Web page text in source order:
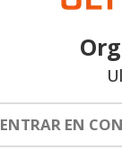
ENTRAR EN